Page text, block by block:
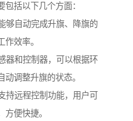
包括以下几个方面：
够自动完成升旗、降旗的
效率。
器和控制器，可以根据环
调整升旗的状态。
远程控制功能，用户可
便快捷。